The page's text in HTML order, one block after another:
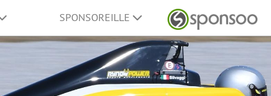
SPONSOREILLE